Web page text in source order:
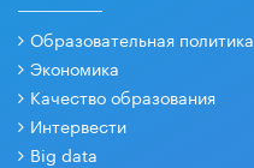
Образовательная политика
Экономика
Качество образования
Интервести
Big data